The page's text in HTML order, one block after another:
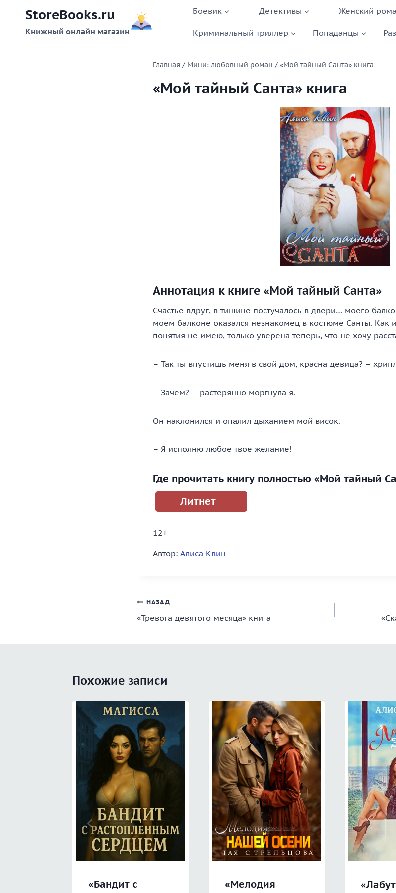
содержимому
StoreBooks.ru
Книжный онлайн магазин
Боевик Детективы Женский
Криминальный триллер Попаданцы
Главная / Мини: любовный роман / «Мой тайный Санта» книга
«Мой тайный Санта» книга
Аннотация к книге «Мой тайный Санта»
Счастье вдруг, в тишине постучалось в двери… моего
моем балконе оказался незнакомец в костюме Санты. Как
понятия не имею, только уверена теперь, что не хочу
– Так ты впустишь меня в свой дом, красна девица? –
– Зачем? – растерянно моргнула я.
Он наклонился и опалил дыханием мой висок.
– Я исполню любое твое желание!
Где прочитать книгу полностью «Мой тайный
Литнет
12+
Автор: Алиса Квин
Навигация
по
НАЗАД
«Тревога девятого месяца» книга
Похожие записи
«Бандит с
«Мелодия